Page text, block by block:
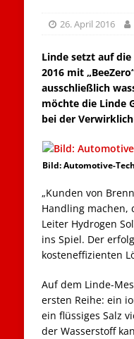
26. April 2016
Linde setzt auf
2016 mit
ausschließlich
möchte die Linde
bei der
Bild: Automotive-
„Kunden von
Handling machen,
Leiter Hydrogen
ins Spiel. Der
kosteneffizienten
Auf dem Linde-
ersten Reihe: ein
ein flüssiges Salz
der Wasserstoff